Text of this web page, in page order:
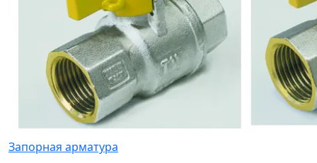
Запорная арматура